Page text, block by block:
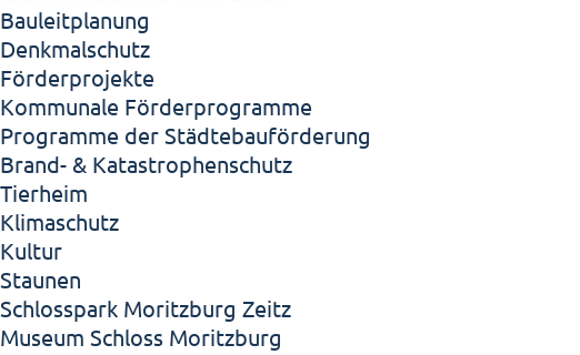
Bauleitplanung
Denkmalschutz
Förderprojekte
Kommunale Förderprogramme
Programme der Städtebauförderung
Brand- & Katastrophenschutz
Tierheim
Klimaschutz
Kultur
Staunen
Schlosspark Moritzburg Zeitz
Museum Schloss Moritzburg